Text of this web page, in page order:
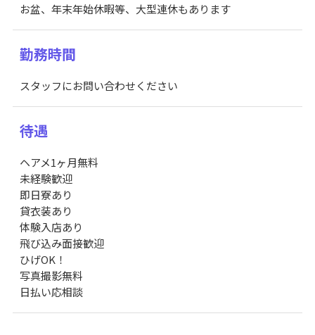
お盆、年末年始休暇等、大型連休もあります
勤務時間
スタッフにお問い合わせください
待遇
ヘアメ1ヶ月無料
未経験歓迎
即日寮あり
貸衣装あり
体験入店あり
飛び込み面接歓迎
ひげOK！
写真撮影無料
日払い応相談